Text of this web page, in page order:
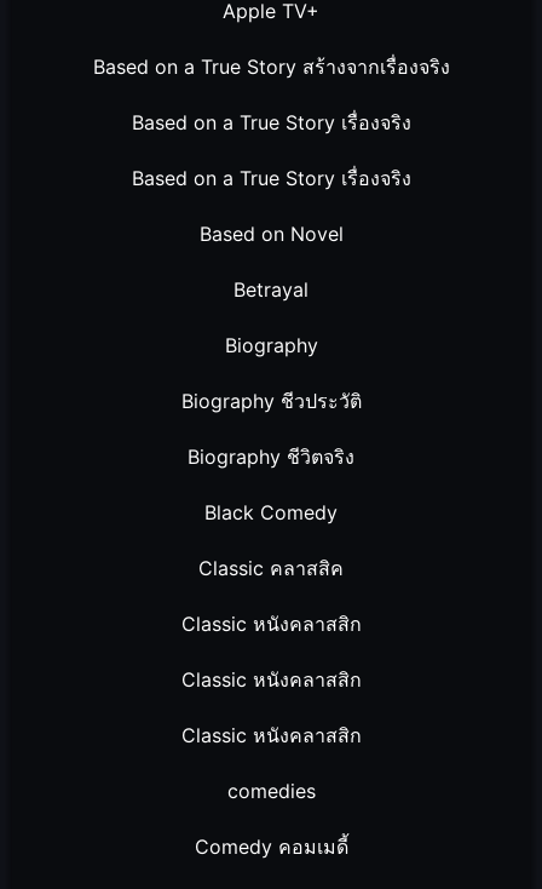
Apple TV+
Based on a True Story สร้างจากเรื่องจริง
Based on a True Story เรื่องจริง
Based on a True Story เรื่องจริง
Based on Novel
Betrayal
Biography
Biography ชีวประวัติ
Biography ชีวิตจริง
Black Comedy
Classic คลาสสิค
Classic หนังคลาสสิก
Classic หนังคลาสสิก
Classic หนังคลาสสิก
comedies
Comedy คอมเมดี้